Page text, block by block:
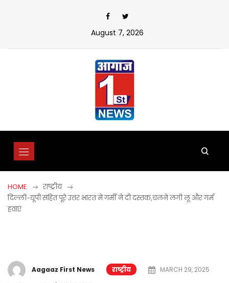
August 7, 2026
HOME
राष्ट्रीय
दिल्ली-यूपी सहित पूरे उत्तर भारत में गर्मी ने दी दस्तक,चलने लगी लू और गर्म
हवाएं
Aagaaz First News राष्ट्रीय
MARCH 29, 2025